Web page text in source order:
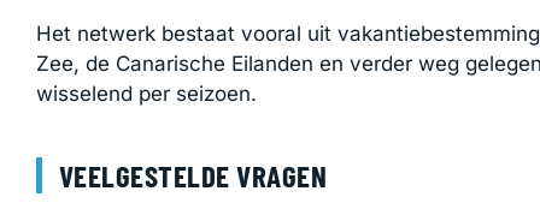
Het netwerk bestaat vooral uit
Zee, de Canarische Eilanden en verder weg
wisselend per seizoen.
VEELGESTELDE VRAGEN